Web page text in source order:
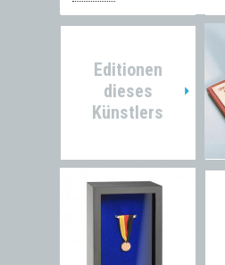
Editionen
dieses
Künstlers